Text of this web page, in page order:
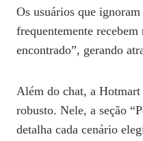
Os usuários que
frequentemente recebem
encontrado”, gerando
Além do chat, a
robusto. Nele, a seção
detalha cada cenário